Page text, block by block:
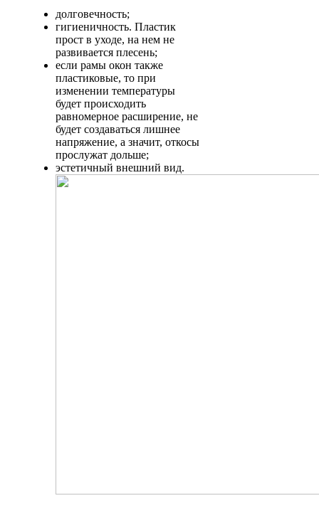
долговечность;
гигиеничность. Пластик
прост в уходе, на нем не
развивается плесень;
если рамы окон также
пластиковые, то при
изменении температуры
будет происходить
равномерное расширение, не
будет создаваться лишнее
напряжение, а значит, откосы
прослужат дольше;
эстетичный внешний вид.